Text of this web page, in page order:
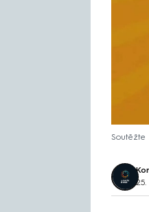
Soutěžte
25.